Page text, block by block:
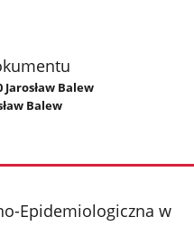
Jarosław Balew
Balew
Epidemiologiczna w